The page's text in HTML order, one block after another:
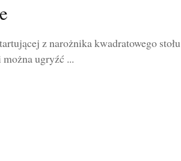
z narożnika kwadratowego stołu
ugryźć ...